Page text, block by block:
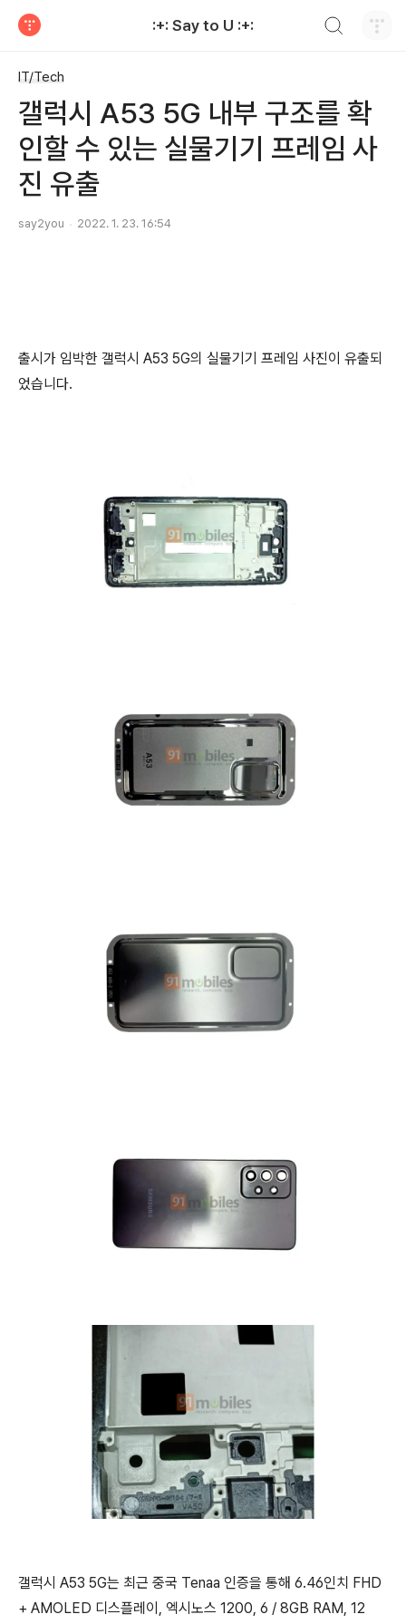
:+: Say to U :+:
IT/Tech
갤럭시 A53 5G 내부 구조를 확
인할 수 있는 실물기기 프레임 사
진 유출
say2you 2022. 1. 23. 16:54
출시가 임박한 갤럭시 A53 5G의 실물기기 프레임 사진이 유출되
었습니다.
갤럭시 A53 5G는 최근 중국 Tenaa 인증을 통해 6.46인치 FHD
+ AMOLED 디스플레이, 엑시노스 1200, 6 / 8GB RAM, 12